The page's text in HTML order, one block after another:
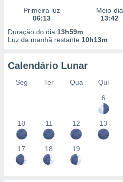
Primeira luz
06:13
Meio-dia
13:42
Duração do dia 13h59m
Luz da manhã restante 10h13m
Calendário Lunar
Seg Ter Qua Qui
6
10 11 12 13
17 18 19